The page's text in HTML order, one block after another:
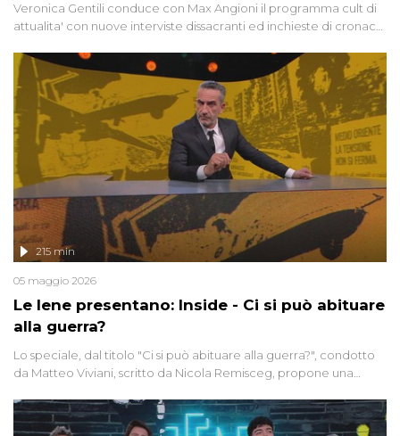
Veronica Gentili conduce con Max Angioni il programma cult di
attualita' con nuove interviste dissacranti ed inchieste di cronaca
Le Iene presentano: Inside - Ci si può abituare
alla guerra?
215 min
05 maggio 2026
Lo speciale, dal titolo "Ci si può abituare alla guerra?", condotto
da Matteo Viviani, scritto da Nicola Remisceg, propone una
di settore - su quanto la guerra sia diventata una realtà pervasiva.
Anche se l'Italia non è direttamente coinvolta in conflitti armati, il